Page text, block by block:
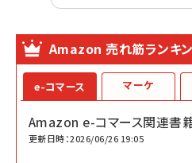
Amazon 売れ筋ランキ
e-コマース
Amazon e-コマース関連書
更新日時：2026/06/26 19:05
マーケ